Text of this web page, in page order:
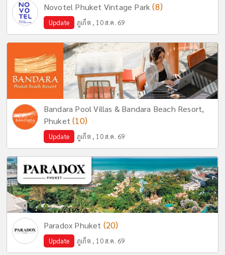
Novotel Phuket Vintage Park(8)
Update ภูเก็ต , 10 ส.ค. 69
Bandara Pool Villas & Bandara Beach Resort,
Phuket(10)
Update ภูเก็ต , 10 ส.ค. 69
Paradox Phuket (20)
Update ภูเก็ต , 10 ส.ค. 69